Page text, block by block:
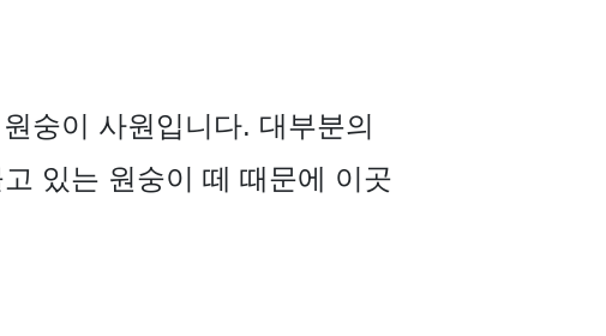
숭이 사원입니다. 대부분의
있는 원숭이 떼 때문에 이곳